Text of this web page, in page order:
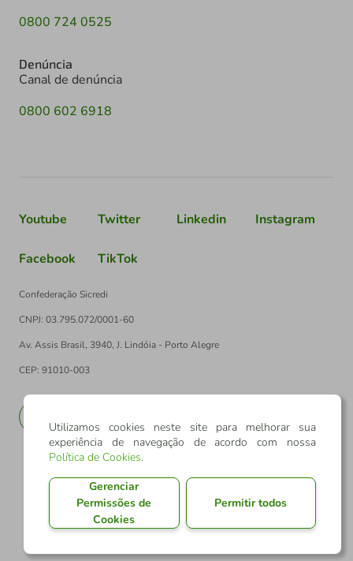
0800 724 0525
Denúncia
Canal de denúncia
0800 602 6918
Youtube Twitter Linkedin Instagram
Facebook TikTok
Confederação Sicredi
CNPJ: 03.795.072/0001-60
Av. Assis Brasil, 3940, J. Lindóia - Porto Alegre
CEP: 91010-003
Utilizamos cookies neste site para melhorar sua
experiência de navegação de acordo com nossa
Política de Cookies.
Gerenciar
Permissões de
Cookies
Permitir todos